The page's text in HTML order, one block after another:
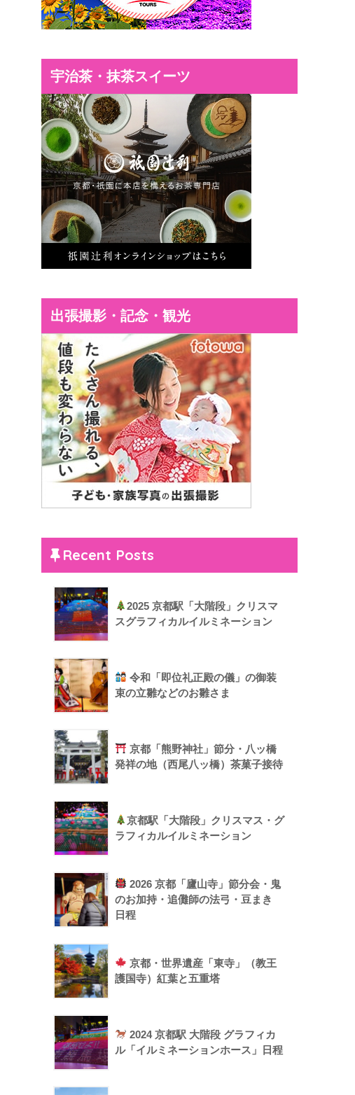
宇治茶・抹茶スイーツ
出張撮影・記念・観光
Recent Posts
2025 京都駅「大階段」クリスマ
スグラフィカルイルミネーション
令和「即位礼正殿の儀」の御装
束の立雛などのお雛さま
京都「熊野神社」節分・八ッ橋
発祥の地（西尾八ッ橋）茶菓子接待
京都駅「大階段」クリスマス・グ
ラフィカルイルミネーション
2026 京都「廬山寺」節分会・鬼
のお加持・追儺師の法弓・豆まき
日程
京都・世界遺産「東寺」（教王
護国寺）紅葉と五重塔
2024 京都駅 大階段 グラフィカ
ル「イルミネーションホース」日程